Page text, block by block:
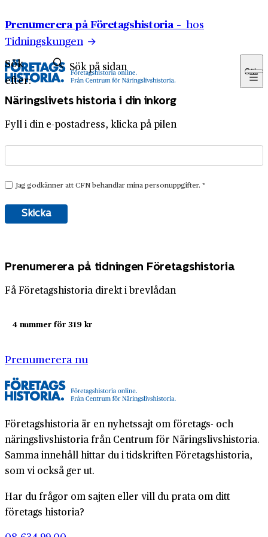
Prenumerera på Företagshistoria – hos
Tidningskungen
Sök
efter:
Sök
Näringslivets historia i din inkorg
Fyll i din e-postadress, klicka på pilen
Prenumerera på tidningen Företagshistoria
Få Företagshistoria direkt i brevlådan
4 nummer för 319 kr
Prenumerera nu
Företagshistoria är en nyhetssajt om företags- och
näringslivshistoria från Centrum för Näringslivshistoria.
Samma innehåll hittar du i tidskriften Företagshistoria,
som vi också ger ut.
Har du frågor om sajten eller vill du prata om ditt
företags historia?